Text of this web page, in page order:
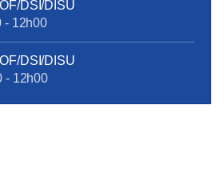
DSI/DISU
- 12h00
DSI/DISU
- 12h00